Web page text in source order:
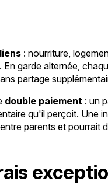
: nourriture,
garde alternée,
partage
double paiement : un
qu'il perçoit. Une
parents et pourrait